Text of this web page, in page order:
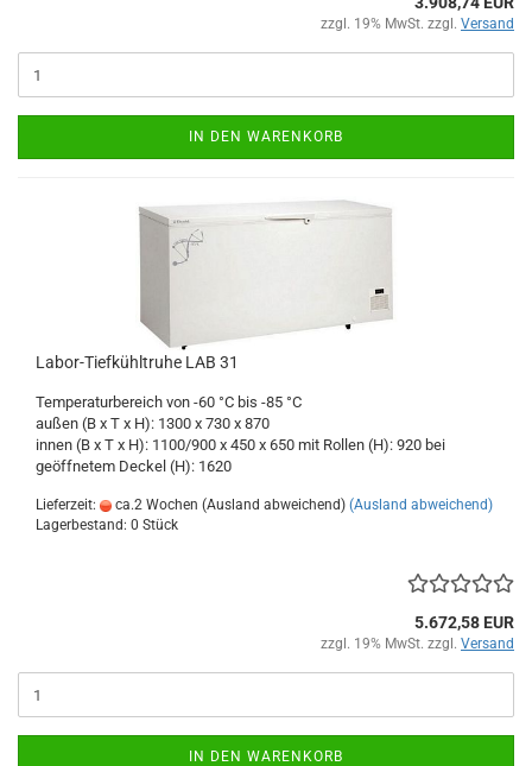
zzgl. 19% MwSt. zzgl. Versand
IN DEN WARENKORB
Labor-Tiefkühltruhe LAB 31
Temperaturbereich von -60 °C bis -85 °C
außen (B x T x H): 1300 x 730 x 870
innen (B x T x H): 1100/900 x 450 x 650 mit Rollen (H): 920 bei
geöffnetem Deckel (H): 1620
Lieferzeit: ca.2 Wochen (Ausland abweichend) (Ausland abweichend)
Lagerbestand: 0 Stück
5.672,58 EUR
zzgl. 19% MwSt. zzgl. Versand
IN DEN WARENKORB